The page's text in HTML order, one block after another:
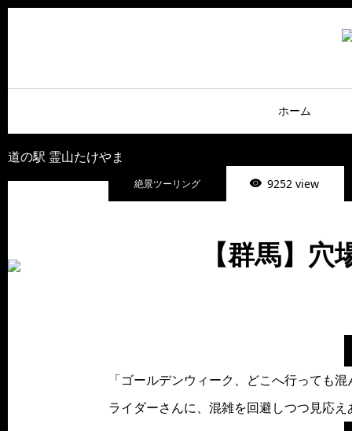
ホーム
道の駅 霊山たけやま
絶景ツーリング
9252 view
【群馬】
「ゴールデンウィーク、どこへ行っても
ライダーさんに、混雑を回避しつつ見応